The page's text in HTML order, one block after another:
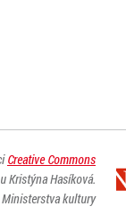
Creative Commons
Kristýna Hasíková.
kultury